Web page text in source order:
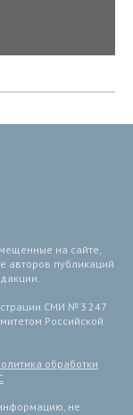
на сайте,
авторов публикаций
СМИ № 3 247
Российской
обработки
не